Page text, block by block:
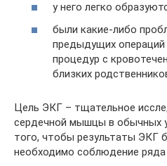
у него легко
были какие-либо
предыдущих операций
процедур с
близких
Цель ЭКГ – тщательное
сердечной мышцы в обычных
того, чтобы результаты ЭКГ
необходимо соблюдение ряда